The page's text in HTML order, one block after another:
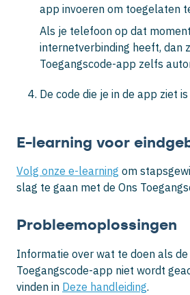
app invoeren om toegelaten
Als je telefoon op dat
internetverbinding heeft, dan
Toegangscode-app zelfs
De code die je in de app ziet
E-learning voor
Volg onze e-learning om
slag te gaan met de Ons
Probleemoplossingen
Informatie over wat te doen als de
Toegangscode-app niet wordt
vinden in Deze handleiding.